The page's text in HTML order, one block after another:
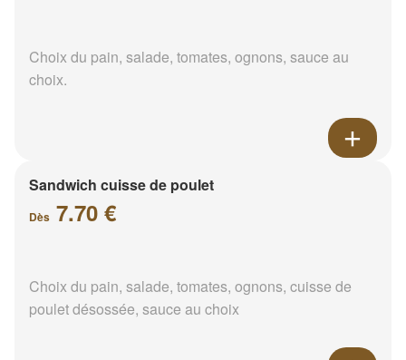
Choix du pain, salade, tomates, ognons, sauce au
choix.
Sandwich cuisse de poulet
Dès 7.70 €
Choix du pain, salade, tomates, ognons, cuisse de
poulet désossée, sauce au choix